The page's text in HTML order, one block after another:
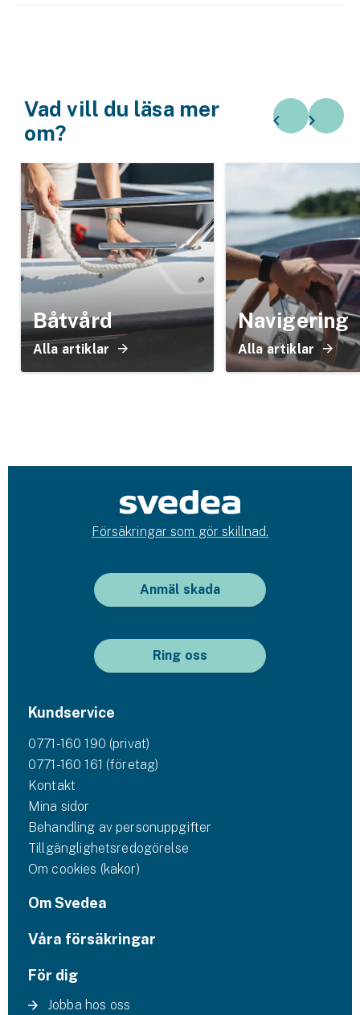
Vad vill du läsa mer
om?
Båtvård
Alla artiklar
Navigering
Alla artiklar
Försäkringar som gör skillnad.
Anmäl skada
Ring oss
Kundservice
0771-160 190 (privat)
0771-160 161 (företag)
Kontakt
Mina sidor
Behandling av personuppgifter
Tillgänglighetsredogörelse
Om cookies (kakor)
Om Svedea
Våra försäkringar
För dig
Jobba hos oss